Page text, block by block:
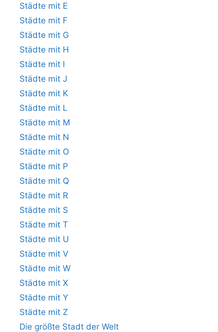
Städte mit E
Städte mit F
Städte mit G
Städte mit H
Städte mit I
Städte mit J
Städte mit K
Städte mit L
Städte mit M
Städte mit N
Städte mit O
Städte mit P
Städte mit Q
Städte mit R
Städte mit S
Städte mit T
Städte mit U
Städte mit V
Städte mit W
Städte mit X
Städte mit Y
Städte mit Z
Die größte Stadt der Welt